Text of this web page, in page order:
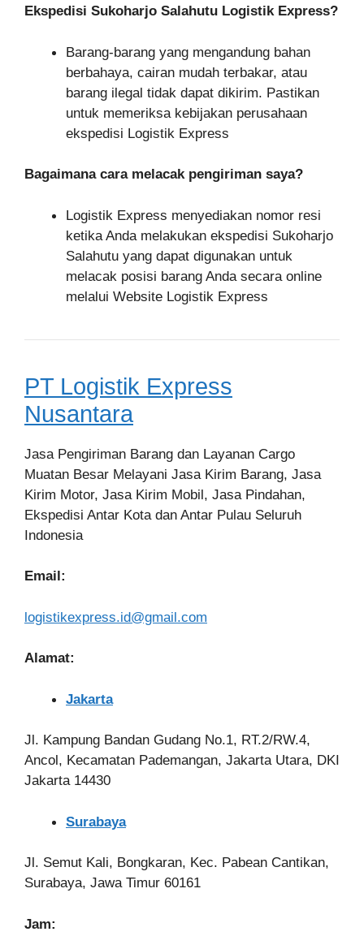
Ekspedisi Sukoharjo Salahutu Logistik Express?
Barang-barang yang mengandung bahan
berbahaya, cairan mudah terbakar, atau
barang ilegal tidak dapat dikirim. Pastikan
untuk memeriksa kebijakan perusahaan
ekspedisi Logistik Express
Bagaimana cara melacak pengiriman saya?
Logistik Express menyediakan nomor resi
ketika Anda melakukan ekspedisi Sukoharjo
Salahutu yang dapat digunakan untuk
melacak posisi barang Anda secara online
melalui Website Logistik Express
PT Logistik Express
Nusantara
Jasa Pengiriman Barang dan Layanan Cargo
Muatan Besar Melayani Jasa Kirim Barang, Jasa
Kirim Motor, Jasa Kirim Mobil, Jasa Pindahan,
Ekspedisi Antar Kota dan Antar Pulau Seluruh
Indonesia
Email:
logistikexpress.id@gmail.com
Alamat:
Jakarta
Jl. Kampung Bandan Gudang No.1, RT.2/RW.4,
Ancol, Kecamatan Pademangan, Jakarta Utara, DKI
Jakarta 14430
Surabaya
Jl. Semut Kali, Bongkaran, Kec. Pabean Cantikan,
Surabaya, Jawa Timur 60161
Jam: